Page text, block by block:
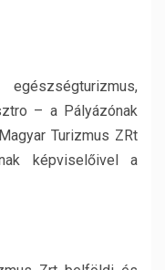
– a Pályázónak
Turizmus ZRt
képviselőivel a